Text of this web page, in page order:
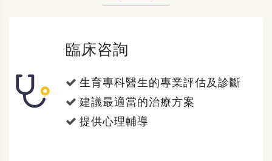
臨床咨詢
生育專科醫生的專業評估及診斷
建議最適當的治療方案
提供心理輔導